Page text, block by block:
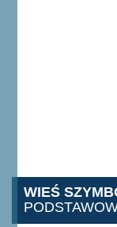
WIEŚ